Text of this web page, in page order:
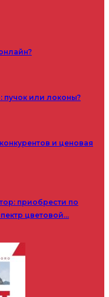
пучок или локоны?
и ценовая
приобрести по
цветовой…